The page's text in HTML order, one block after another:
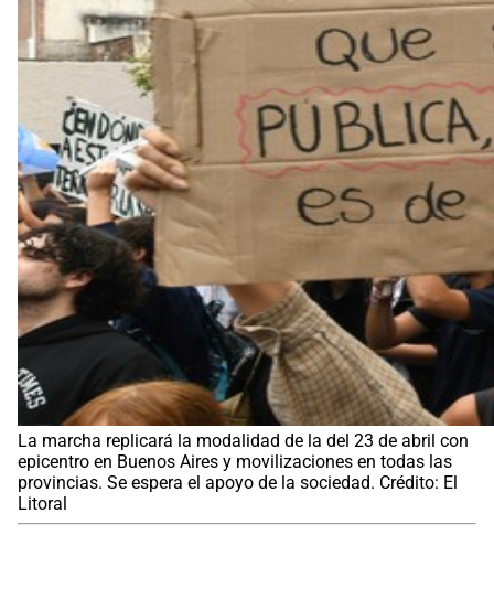
La marcha replicará la modalidad de la del 23 de abril con
epicentro en Buenos Aires y movilizaciones en todas las
provincias. Se espera el apoyo de la sociedad. Crédito: El
Litoral